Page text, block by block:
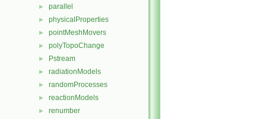
► parallel
► physicalProperties
► pointMeshMovers
► polyTopoChange
► Pstream
► radiationModels
► randomProcesses
► reactionModels
► renumber